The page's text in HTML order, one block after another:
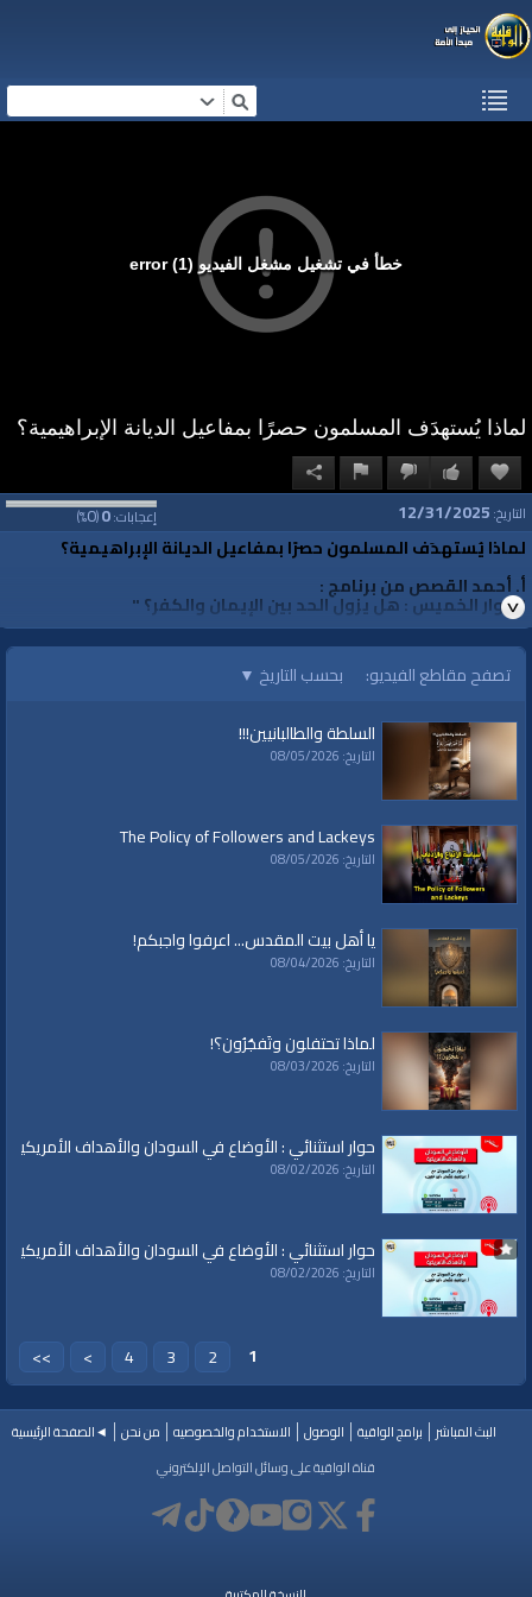
خطأ في تشغيل مشغل الفيديو (1) error
لماذا يُستهدَف المسلمون حصرًا بمفاعيل الديانة الإبراهيمية؟
إعجابات:0
(
0
%) التاريخ: 12/31/2025
لماذا يُستهدَف المسلمون حصرًا بمفاعيل الديانة الإبراهيمية؟
أ. أحمد القصص من برنامج :
" حوار الخميس : هل يزول الحد بين الإيمان والكفر؟‎ "
لمشاهدة الحوار كاملاً
إضغط هنا
الفئات:
متفرقات
قنوات:
تصفح مقاطع الفيديو: بحسب التاريخ ▼
السلطة والطالبانيين!!!
التاريخ: 08/05/2026
The Policy of Followers and Lackeys
التاريخ: 08/05/2026
يا أهل بيت المقدس... اعرفوا واجبكم!
التاريخ: 08/04/2026
لماذا تحتفلون وتَفجُرُون؟!
التاريخ: 08/03/2026
حوار استثنائي : الأوضاع في السودان والأهداف الأمريكية
التاريخ: 08/02/2026
حوار استثنائي : الأوضاع في السودان والأهداف الأمريكية
التاريخ: 08/02/2026
1
2
3
4
>
>>
البث المباشر برامج الواقية الوصول الاستخدام والخصوصيه من نحن
◄الصفحة الرئيسية
قناة الواقية على وسائل التواصل الإلكتروني